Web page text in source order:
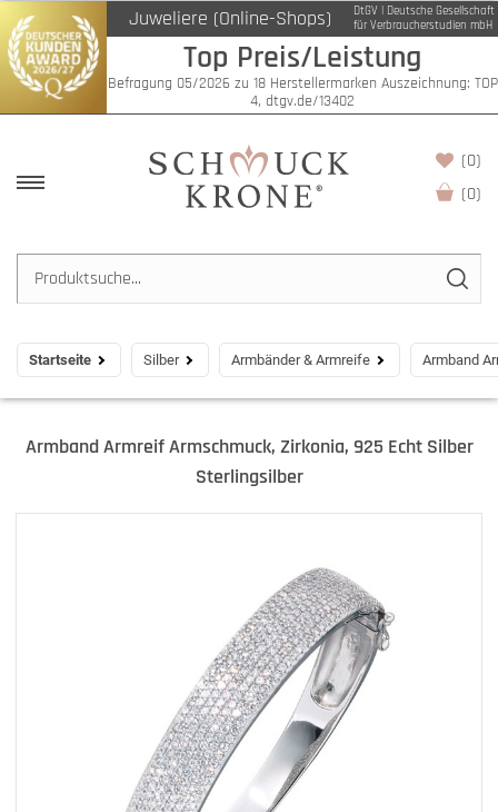
Juweliere (Online-Shops)
DtGV | Deutsche Gesellschaft
für Verbraucherstudien mbH
Top Preis/Leistung
Befragung 05/2026 zu 18 Herstellermarken Auszeichnung: TOP
4, dtgv.de/13402
(0)
(0)
Startseite Silber Armbänder & Armreife Armband
Armband Armreif Armschmuck, Zirkonia, 925 Echt Silber
Sterlingsilber